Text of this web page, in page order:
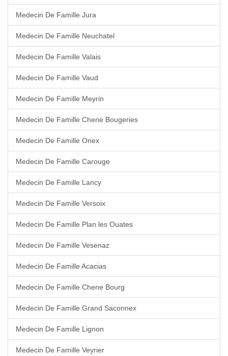
Medecin De Famille Jura
Medecin De Famille Neuchatel
Medecin De Famille Valais
Medecin De Famille Vaud
Medecin De Famille Meyrin
Medecin De Famille Chene Bougeries
Medecin De Famille Onex
Medecin De Famille Carouge
Medecin De Famille Lancy
Medecin De Famille Versoix
Medecin De Famille Plan les Ouates
Medecin De Famille Vesenaz
Medecin De Famille Acacias
Medecin De Famille Chene Bourg
Medecin De Famille Grand Saconnex
Medecin De Famille Lignon
Medecin De Famille Veyrier